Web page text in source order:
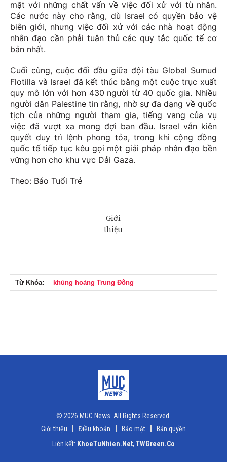
mặt với những chất vấn về việc đối xử với tù nhân.
Các nước này cho rằng, dù Israel có quyền bảo vệ
biên giới, nhưng việc đối xử với các nhà hoạt động
nhân đạo cần phải tuân thủ các quy tắc quốc tế cơ
bản nhất.
Cuối cùng, cuộc đối đầu giữa đội tàu Global Sumud
Flotilla và Israel đã kết thúc bằng một cuộc trục xuất
quy mô lớn với hơn 430 người từ 40 quốc gia. Nhiều
người dân Palestine tin rằng, nhờ sự đa dạng về quốc
tịch của những người tham gia, tiếng vang của vụ
việc đã vượt xa mong đợi ban đầu. Israel vẫn kiên
quyết duy trì lệnh phong tỏa, trong khi cộng đồng
quốc tế tiếp tục kêu gọi một giải pháp nhân đạo bền
vững hơn cho khu vực Dải Gaza.
Theo: Báo Tuổi Trẻ
Từ Khóa: khủng hoảng Trung Đông
© 2026 MUC News. All Rights Reserved.
Giới thiệu
Điều khoản Bảo mật
Bản quyền
Liên kết: KhoeTuNhien.Net, TWGreen.Co